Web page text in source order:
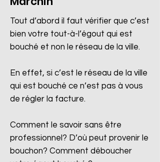
Tout d’abord il faut vérifier que c’est
bien votre tout-à-l’égout qui est
bouché et non le réseau de la ville.
En effet, si c’est le réseau de la ville
qui est bouché ce n’est pas à vous
de régler la facture.
Comment le savoir sans être
professionnel? D’où peut provenir le
bouchon? Comment déboucher